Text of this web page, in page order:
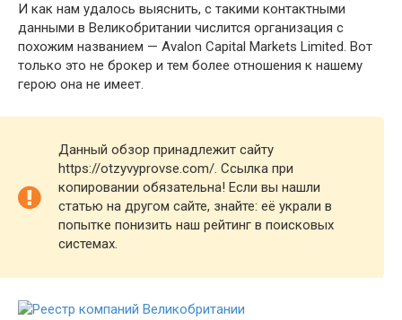
И как нам удалось выяснить, с такими контактными
данными в Великобритании числится организация с
похожим названием — Avalon Capital Markets Limited. Вот
только это не брокер и тем более отношения к нашему
герою она не имеет.
Данный обзор принадлежит сайту
https://otzyvyprovse.com/. Ссылка при
копировании обязательна! Если вы нашли
статью на другом сайте, знайте: её украли в
попытке понизить наш рейтинг в поисковых
системах.